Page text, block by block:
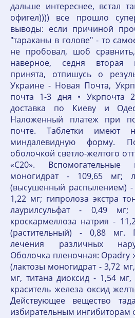
дальше интереснее, встал
офигел)))) все прошло
выводы: если причиной
"тараканы в голове" - то
не пробовал, шоб
наверное, седня вторая
принята, отпишусь о
Украине - Новая Почта,
почта 1-3 дня • Укрпочта
доставка по Киеву и
Наложенный платеж при
почте. Таблетки имеют
миндалевидную форму.
оболочкой светло-желтого
«С20». Вспомогательные
моногидрат - 109,65 мг;
(высушенный распылением) -
1,22 мг; гипролоза экстра
лаурилсульфат - 0,49
кроскармеллоза натрия -
(растительный) - 0,88 мг.
лечения различных
Оболочка пленочная: Opadry
(лактозы моногидрат - 3,72
мг, титана диоксид - 1,54
краситель железа оксид
Действующее вещество
избирательным ингибиторам